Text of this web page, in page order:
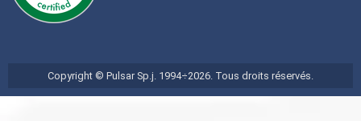
Copyright © Pulsar Sp.j. 1994÷2026. Tous droits réservés.